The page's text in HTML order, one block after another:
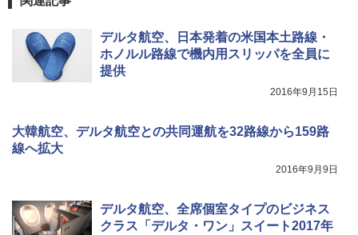
デルタ航空、日本発着の米国本土路線・
ホノルル路線で機内用スリッパを全員に
提供
2016年9月15日
大韓航空、デルタ航空との共同運航を32路線から159路
線へ拡大
2016年9月9日
デルタ航空、全席個室タイプのビジネス
クラス「デルタ・ワン」スイート2017年